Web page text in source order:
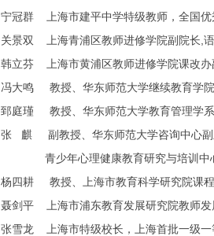
宁冠群 上海市建平中学特级教师，全国
关景双 上海青浦区教师进修学院副院
韩立芬 上海市黄浦区教师进修学院课
冯大鸣 教授、华东师范大学继续教育学
郅庭瑾 教授、华东师范大学教育管理学
张 麒 副教授、华东师范大学咨询
青少年心理健康教育研究与培训中
杨四耕 教授、上海市教育科学研究院课
聂剑平 上海市浦东教育发展研究院教师发
张雪龙 上海市特级校长，上海首批一级一